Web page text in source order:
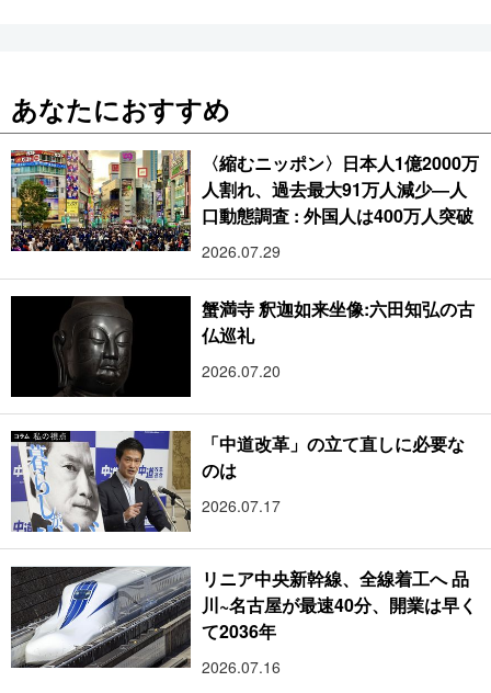
あなたにおすすめ
〈縮むニッポン〉日本人1億2000万
人割れ、過去最大91万人減少―人
口動態調査 : 外国人は400万人突破
2026.07.29
蟹満寺 釈迦如来坐像:六田知弘の古
仏巡礼
2026.07.20
「中道改革」の立て直しに必要な
のは
2026.07.17
リニア中央新幹線、全線着工へ 品
川~名古屋が最速40分、開業は早く
て2036年
2026.07.16